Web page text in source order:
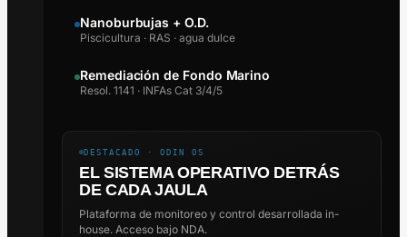
Nanoburbujas + O.D.
Piscicultura · RAS · agua dulce
Remediación de Fondo Marino
Resol. 1141 · INFAs Cat 3/4/5
DESTACADO · ODIN OS
EL SISTEMA OPERATIVO DETRÁS
DE CADA JAULA
Plataforma de monitoreo y control desarrollada in-
house. Acceso bajo NDA.